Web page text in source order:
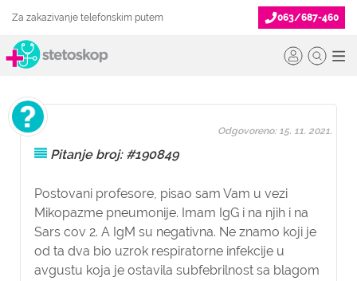
Za zakazivanje telefonskim putem 063/687-460
Pitanje broj: #190849
Postovani profesore, pisao sam Vam u vezi
Mikopazme pneumonije. Imam IgG i na njih i na
Sars cov 2. A IgM su negativna. Ne znamo koji je
od ta dva bio uzrok respiratorne infekcije u
avgustu koja je ostavila subfebrilnost sa blagom
Odgovoreno: 15. 11. 2021.